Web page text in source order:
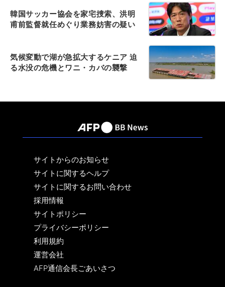
韓国サッカー協会を家宅捜索、洪明
甫前監督就任めぐり業務妨害の疑い
気候変動で湖が急拡大するケニア 迫
る水没の危機とワニ・カバの襲撃
サイトからのお知らせ
サイトに関するヘルプ
サイトに関するお問い合わせ
採用情報
サイトポリシー
プライバシーポリシー
利用規約
運営会社
AFP通信会長ごあいさつ